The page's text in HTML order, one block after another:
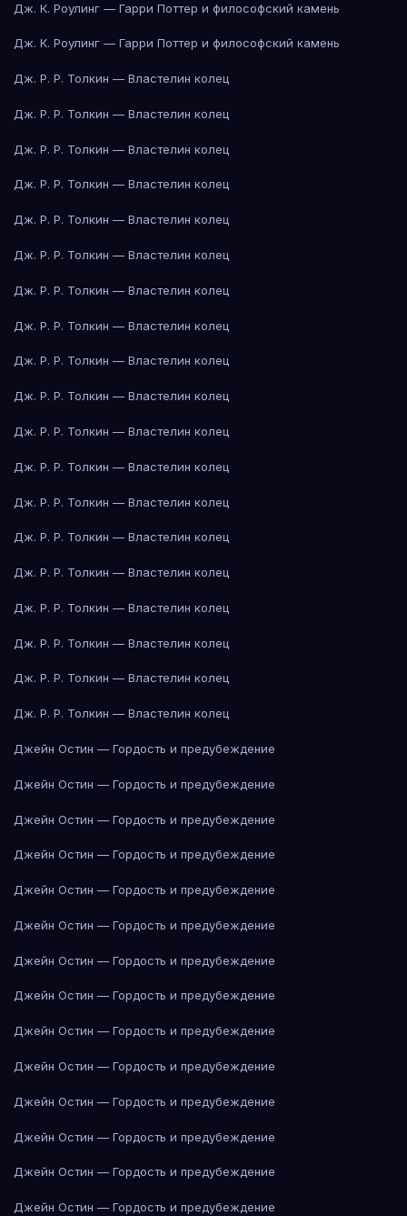
Дж. К. Роулинг — Гарри Поттер и философский камень
Дж. К. Роулинг — Гарри Поттер и философский камень
Дж. Р. Р. Толкин — Властелин колец
Дж. Р. Р. Толкин — Властелин колец
Дж. Р. Р. Толкин — Властелин колец
Дж. Р. Р. Толкин — Властелин колец
Дж. Р. Р. Толкин — Властелин колец
Дж. Р. Р. Толкин — Властелин колец
Дж. Р. Р. Толкин — Властелин колец
Дж. Р. Р. Толкин — Властелин колец
Дж. Р. Р. Толкин — Властелин колец
Дж. Р. Р. Толкин — Властелин колец
Дж. Р. Р. Толкин — Властелин колец
Дж. Р. Р. Толкин — Властелин колец
Дж. Р. Р. Толкин — Властелин колец
Дж. Р. Р. Толкин — Властелин колец
Дж. Р. Р. Толкин — Властелин колец
Дж. Р. Р. Толкин — Властелин колец
Дж. Р. Р. Толкин — Властелин колец
Дж. Р. Р. Толкин — Властелин колец
Дж. Р. Р. Толкин — Властелин колец
Джейн Остин — Гордость и предубеждение
Джейн Остин — Гордость и предубеждение
Джейн Остин — Гордость и предубеждение
Джейн Остин — Гордость и предубеждение
Джейн Остин — Гордость и предубеждение
Джейн Остин — Гордость и предубеждение
Джейн Остин — Гордость и предубеждение
Джейн Остин — Гордость и предубеждение
Джейн Остин — Гордость и предубеждение
Джейн Остин — Гордость и предубеждение
Джейн Остин — Гордость и предубеждение
Джейн Остин — Гордость и предубеждение
Джейн Остин — Гордость и предубеждение
Джейн Остин — Гордость и предубеждение